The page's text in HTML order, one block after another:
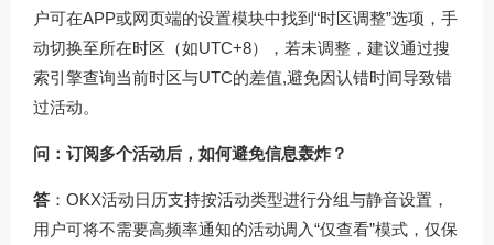
户可在APP或网页端的设置模块中找到“时区调整”选项，手
动切换至所在时区（如UTC+8），若未调整，建议通过搜
索引擎查询当前时区与UTC的差值,避免因认错时间导致错
过活动。
问：订阅多个活动后，如何避免信息轰炸？
答 ：OKX活动日历支持按活动类型进行分组与静音设置，
用户可将不需要高频率通知的活动调入“仅查看”模式，仅保